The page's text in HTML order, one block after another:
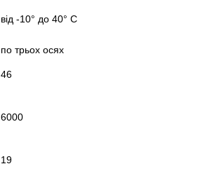
від -10° до 40° C
по трьох осях
46
6000
19